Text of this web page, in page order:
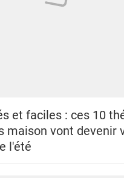
et faciles : ces 10
maison vont devenir
l'été